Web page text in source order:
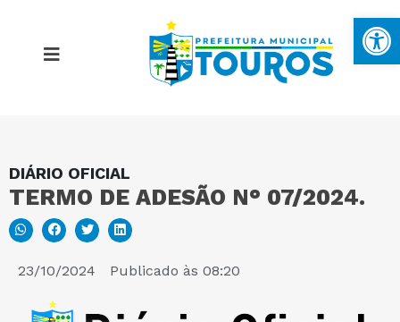
DIÁRIO OFICIAL
TERMO DE ADESÃO N° 07/2024.
23/10/2024 Publicado às 08:20
MAPA DO SITE
PORTAL DA TRANSPARÊNCIA
E-SIC